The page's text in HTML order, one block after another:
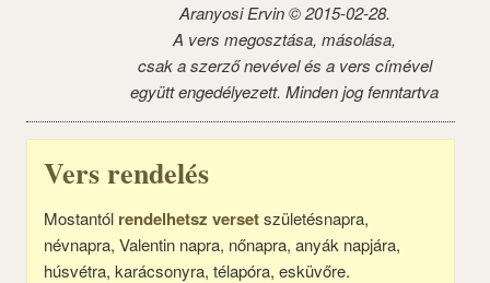
Aranyosi Ervin © 2015-02-28.
A vers megosztása, másolása,
csak a szerző nevével és a vers címével
együtt engedélyezett. Minden jog fenntartva
Vers rendelés
Mostantól rendelhetsz versetszületésnapra,
névnapra, Valentin napra, nőnapra, anyák napjára,
húsvétra, karácsonyra, télapóra, esküvőre.